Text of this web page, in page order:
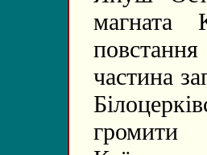
магната
частина
громити